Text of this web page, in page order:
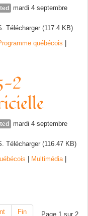
mardi 4 septembre
Télécharger (117.4 KB)
québécois
2
mardi 4 septembre
Télécharger (116.47 KB)
Multimédia|
Page 1 sur 2
Fin